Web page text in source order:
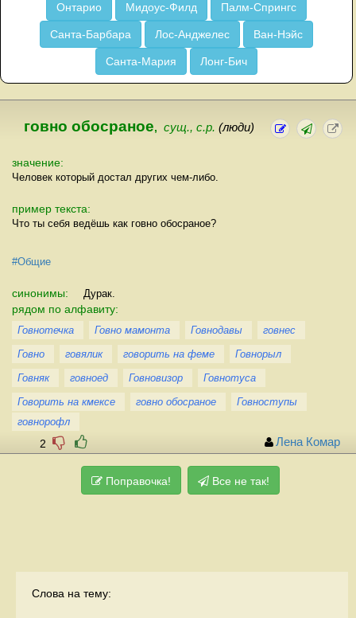
Онтарио Мидоус-Филд Палм-Спрингс
Санта-Барбара Лос-Анджелес Ван-Нэйс
Санта-Мария Лонг-Бич
говно обосраное, сущ., с.р. (люди)
значение:
Человек который достал других чем-либо.
пример текста:
Что ты себя ведёшь как говно обосраное?
#Общие
синонимы: Дурак.
рядом по алфавиту:
Говнотечка Говно мамонта Говнодавы
говнес
Говно
говялик говорить на феме
Говнорыл
Говняк
говноед Говновизор
Говнотуса
Говорить на кмексе
говно обосраное
Говноступы
говнорофл
2 Лена Комар
Поправочка! Все не так!
Слова на тему: